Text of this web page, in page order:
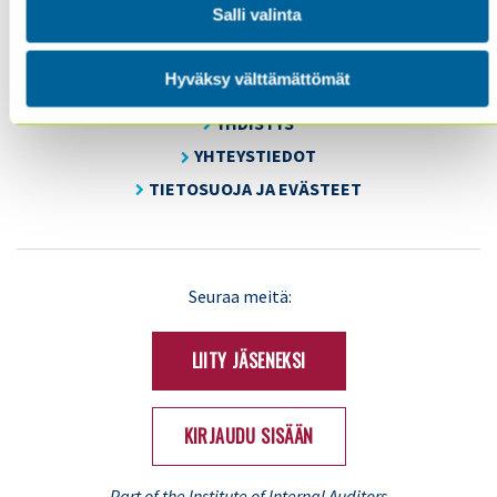
Salli valinta
Hyväksy välttämättömät
SISÄINEN TARKASTUS
KOULUTUS & TAPAHTUMAT
AJANKOHTAISTA
YHDISTYS
YHTEYSTIEDOT
TIETOSUOJA JA EVÄSTEET
Seuraa meitä:
LIITY JÄSENEKSI
KIRJAUDU SISÄÄN